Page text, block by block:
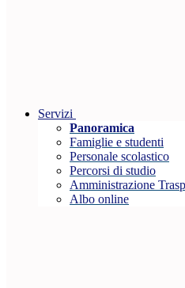
Servizi
Panoramica
Famiglie e studenti
Personale scolastico
Percorsi di studio
Amministrazione
Albo online